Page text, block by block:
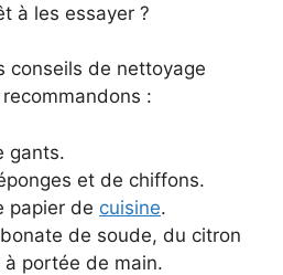
à les essayer ?
conseils de nettoyage
:
gants.
et de chiffons.
papier de cuisine.
de soude, du citron
portée de main.